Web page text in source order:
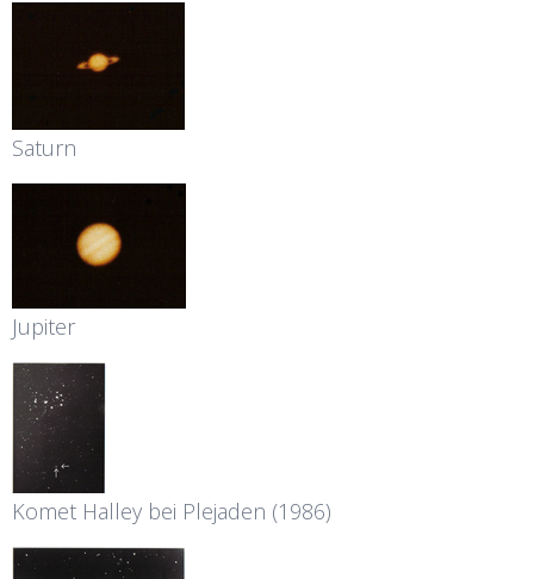
Saturn
Jupiter
Komet Halley bei Plejaden (1986)